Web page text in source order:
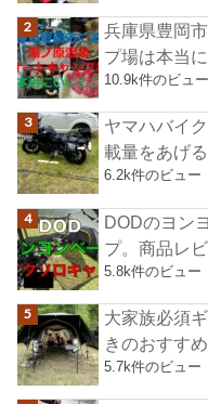
兵庫県豊岡
プ場は本当
10.9k件のビュー
ヤマハバイ
載量をあげ
6.2k件のビュー
DODのヨン
プ。商品レ
5.8k件のビュー
大家族必須
きのおすす
5.7k件のビュー